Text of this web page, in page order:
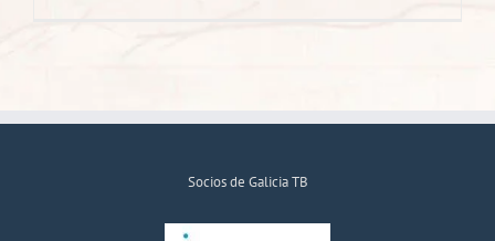
Socios de Galicia TB